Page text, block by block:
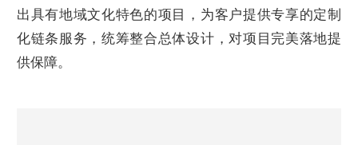
出具有地域文化特色的项目，为客户提供专享的定制
化链条服务，统筹整合总体设计，对项目完美落地提
供保障。